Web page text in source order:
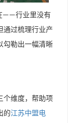
——行业里没有
通过梳理行业产
勾勒出一幅清晰
个维度，帮助项
的江苏中盟电